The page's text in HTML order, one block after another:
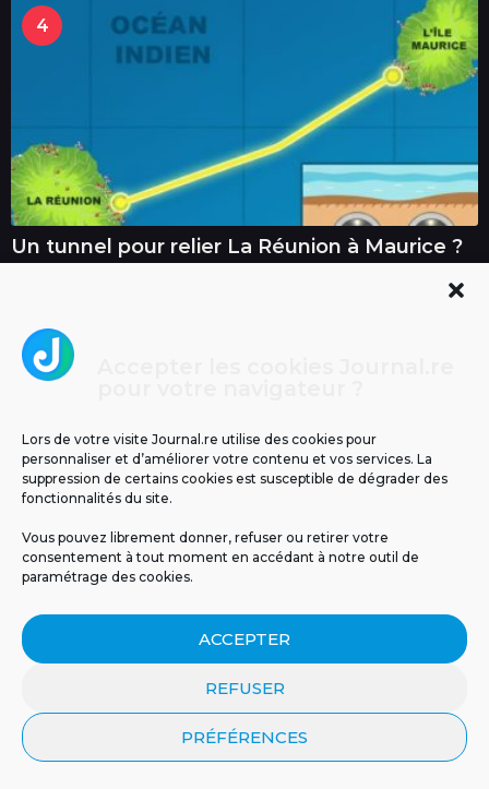
Lors de votre visite Journal.re utilise des cookies pour
personnaliser et d’améliorer votre contenu et vos services. La
suppression de certains cookies est susceptible de dégrader des
fonctionnalités du site.
Vous pouvez librement donner, refuser ou retirer votre
consentement à tout moment en accédant à notre outil de
paramétrage des cookies.
ACCEPTER
REFUSER
PRÉFÉRENCES
4
Un tunnel pour relier La Réunion à Maurice ?
Il y a 63 ans, le cyclone Jenny frappait La
Réunion : retour sur un drame
météorologique